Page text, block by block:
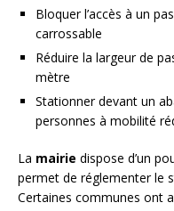
Bloquer l’accès à un
carrossable
Réduire la largeur de
mètre
Stationner devant un
personnes à mobilité
La mairie dispose d’un
permet de réglementer le
Certaines communes ont